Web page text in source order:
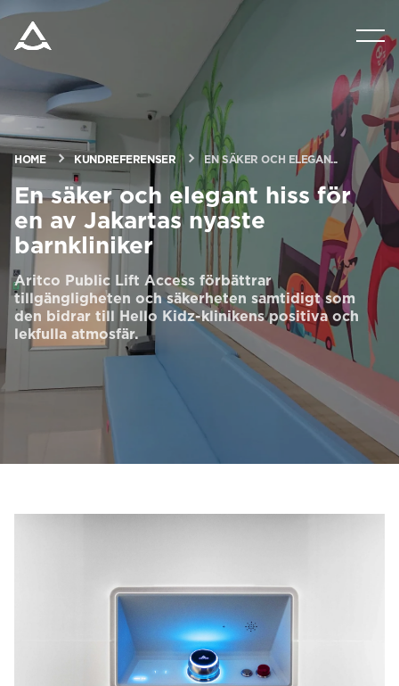
PRODUKTER
VERKTYG & DOKUMENT
BLOGG & NYHETER
OM ARITCO
FÖR PROFESSIONELLA
Beställ ett Digitalt HomeKit
Be om ett offertförslag
Kontakta oss
FAQ
HOME KUNDREFERENSER EN SÄKER OCH ELEGAN...
En säker och elegant hiss för
en av Jakartas nyaste
barnkliniker
Aritco Public Lift Access förbättrar
tillgängligheten och säkerheten samtidigt som
den bidrar till Hello Kidz-klinikens positiva och
lekfulla atmosfär.